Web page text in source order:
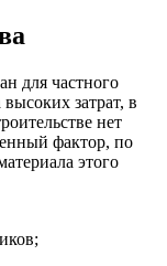
для частного
затрат, в
нет
фактор, по
этого